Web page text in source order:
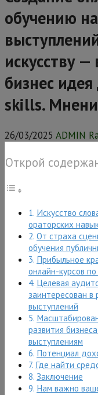
обучению
искусству
бизнес
skills.
26/03/2025 ADMIN
Открой
Искусство
ораторских
От страха
обучения
Прибыльное
онлайн-курсов
Целевая
заинтересован в
выступлений
развития
выступлениям
Потенциал
Где найти
Заключение
Нам важно